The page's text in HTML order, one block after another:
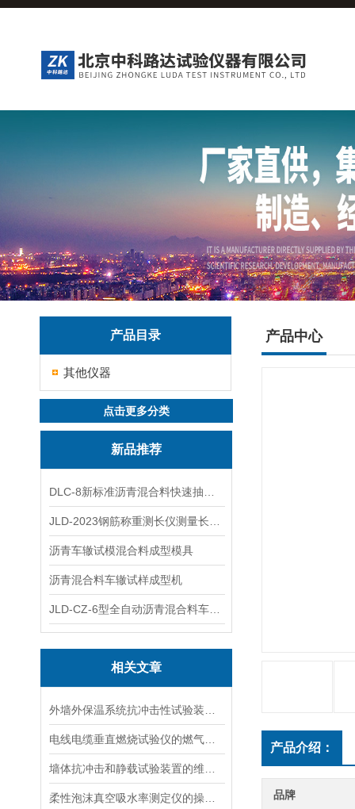
产品目录
其他仪器
点击更多分类
新品推荐
沥青车辙试模混合料成型模具
沥青混合料车辙试样成型机
相关文章
产品中心
产品介绍：
品牌